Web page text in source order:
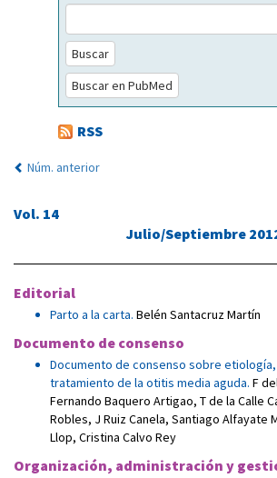
Buscar
Buscar en PubMed
RSS
Núm. anterior
Vol. 14
Julio/Septiembre
Editorial
Parto a la carta. Belén Santacruz Martín
Documento de consenso
Documento de consenso sobre
tratamiento de la otitis media aguda. F
Fernando Baquero Artigao, T de la Calle
Robles, J Ruiz Canela, Santiago Alfayate
Llop, Cristina Calvo Rey
Organización, administración y